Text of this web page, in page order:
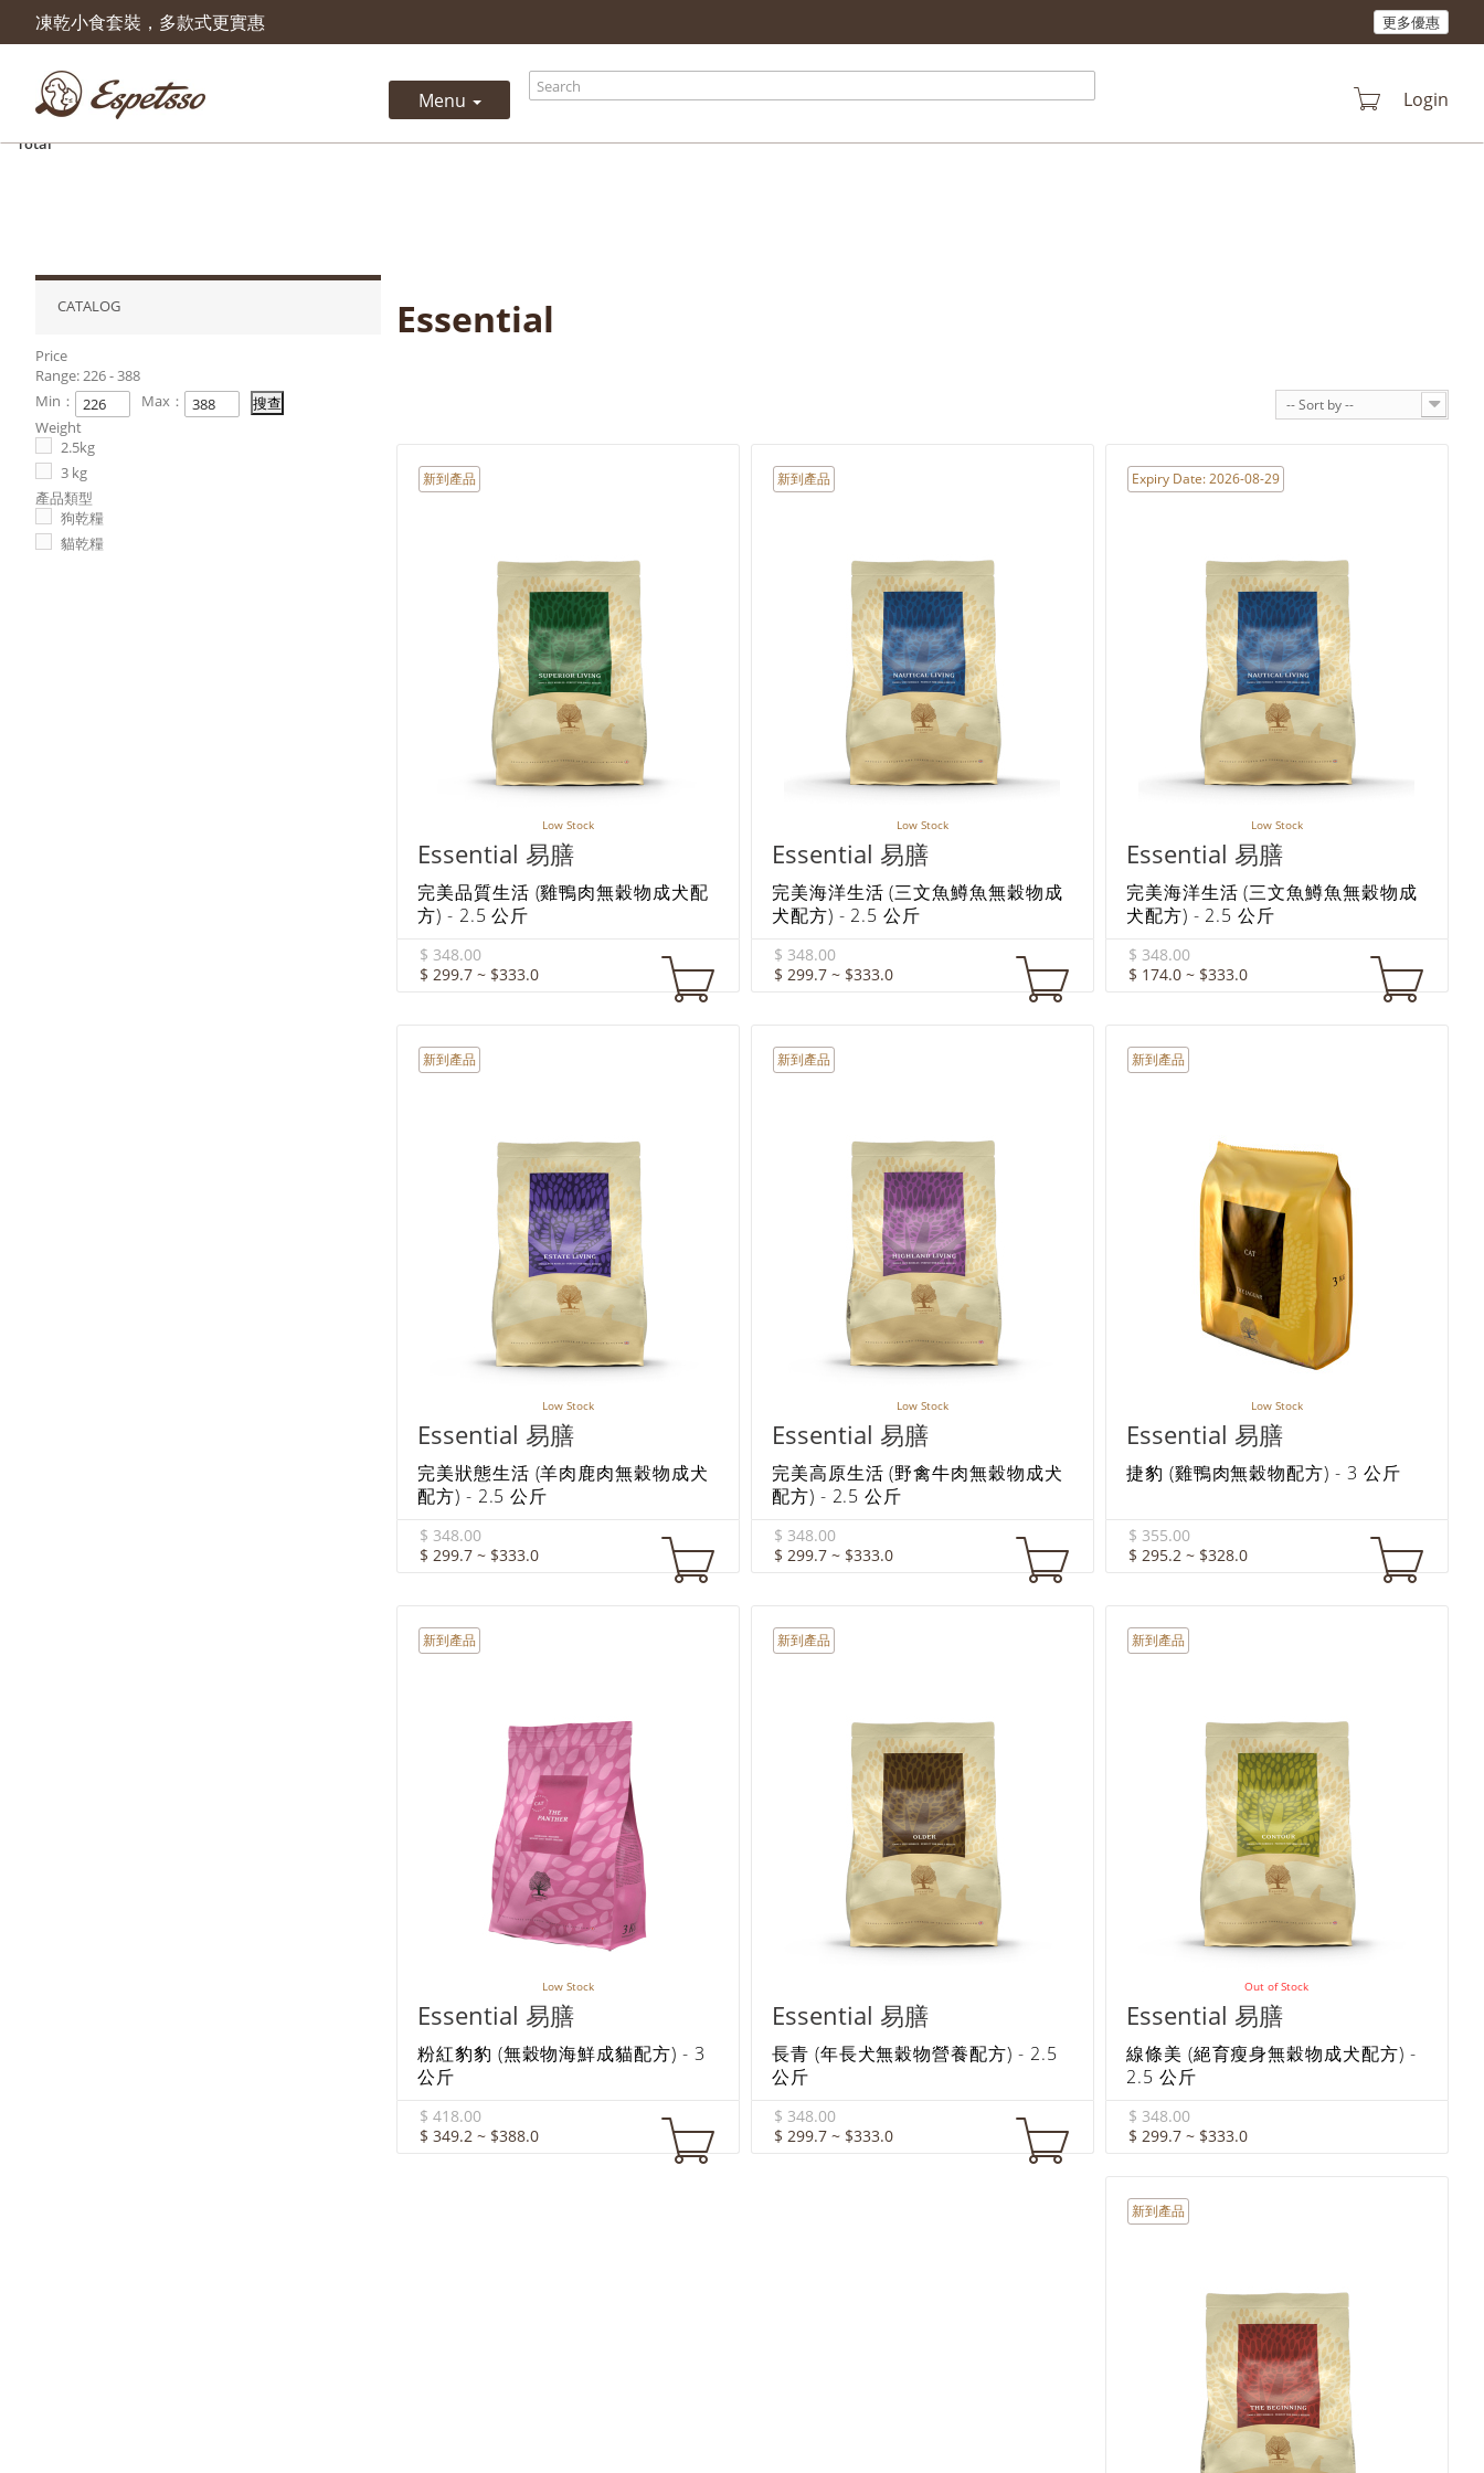
凍乾小食套裝，多款式更實惠 更多優惠
Product successfully added to your shopping
cart
Quantity
Total
Total products$ 0.00
Total$ 0.00
Continue shopping
Checkout
Menu Login
CATALOG
Price
Range:226 - 388
Min：
Max：
Weight
2.5kg
3 kg
產品類型
狗乾糧
貓乾糧
Essential
-- Sort by --
新到產品
Low Stock
Essential 易膳
完美品質生活 (雞鴨肉無穀物成犬配
方) - 2.5 公斤
$ 348.00
$ 299.7 ~ $333.0
新到產品
Low Stock
Essential 易膳
完美海洋生活 (三文魚鱒魚無穀物成
犬配方) - 2.5 公斤
$ 348.00
$ 299.7 ~ $333.0
Expiry Date: 2026-08-29
Low Stock
Essential 易膳
完美海洋生活 (三文魚鱒魚無穀物成
犬配方) - 2.5 公斤
$ 348.00
$ 174.0 ~ $333.0
新到產品
Low Stock
Essential 易膳
完美狀態生活 (羊肉鹿肉無穀物成犬
配方) - 2.5 公斤
$ 348.00
$ 299.7 ~ $333.0
新到產品
Low Stock
Essential 易膳
完美高原生活 (野禽牛肉無穀物成犬
配方) - 2.5 公斤
$ 348.00
$ 299.7 ~ $333.0
新到產品
Low Stock
Essential 易膳
捷豹 (雞鴨肉無穀物配方) - 3 公斤
$ 355.00
$ 295.2 ~ $328.0
新到產品
Low Stock
Essential 易膳
粉紅豹豹 (無穀物海鮮成貓配方) - 3
公斤
$ 418.00
$ 349.2 ~ $388.0
新到產品
Essential 易膳
長青 (年長犬無穀物營養配方) - 2.5
公斤
$ 348.00
$ 299.7 ~ $333.0
新到產品
Out of Stock
Essential 易膳
線條美 (絕育瘦身無穀物成犬配方) -
2.5 公斤
$ 348.00
$ 299.7 ~ $333.0
新到產品